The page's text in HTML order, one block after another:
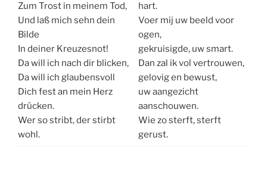
Zum Trost in meinem Tod,
Und laß mich sehn dein
Bilde
In deiner Kreuzesnot!
Da will ich nach dir blicken,
Da will ich glaubensvoll
Dich fest an mein Herz
drücken.
Wer so stribt, der stirbt
wohl.
hart.
Voer mij uw beeld voor
ogen,
gekruisigde, uw smart.
Dan zal ik vol vertrouwen,
gelovig en bewust,
uw aangezicht
aanschouwen.
Wie zo sterft, sterft
gerust.